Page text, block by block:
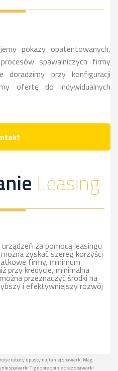
więcej
sie
pokazy opatentowanych,
spawalniczych firmy
doradzimy przy konfiguracji
ofertę do indywidualnych
Leasing
za pomocą leasingu
zyskać szereg korzyści
firmy, minimum
przy kredycie, minimalna
przeznaczyć środki na
i efektywniejszy rozwój
rabaty upusty najtaniej spawarki Mag
spawarki Tig dobre opinie oraz spawarki